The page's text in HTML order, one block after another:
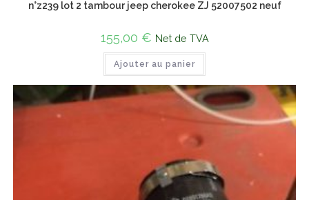
n°z239 lot 2 tambour jeep cherokee ZJ 52007502 neuf
155,00 € Net de TVA
Ajouter au panier